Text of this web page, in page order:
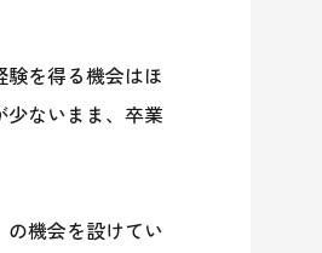
を得る機会はほ
ないまま、卒業
機会を設けてい